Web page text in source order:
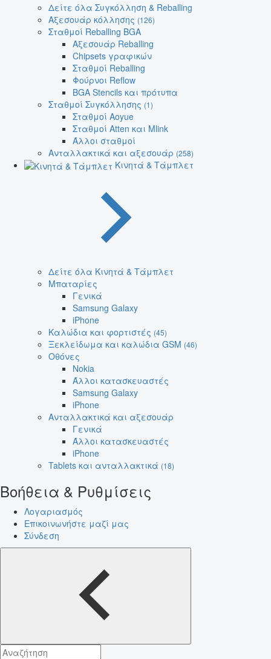
Δείτε όλα Συγκόλληση & Reballing
Αξεσουάρ κόλλησης (126)
Σταθμοί Reballing BGA
Αξεσουάρ Reballing
Chipsets γραφικών
Σταθμοί Reballing
Φούρνοι Reflow
BGA Stencils και πρότυπα
Σταθμοί Συγκόλλησης (1)
Σταθμοί Aoyue
Σταθμοί Atten και Mlink
Άλλοι σταθμοί
Ανταλλακτικά και αξεσουάρ (258)
Κινητά & Τάμπλετ
Δείτε όλα Κινητά & Τάμπλετ
Μπαταρίες
Γενικά
Samsung Galaxy
iPhone
Καλώδια και φορτιστές (45)
Ξεκλείδωμα και καλώδια GSM (46)
Οθόνες
Nokia
Άλλοι κατασκευαστές
Samsung Galaxy
iPhone
Ανταλλακτικά και αξεσουάρ
Γενικά
Άλλοι κατασκευαστές
iPhone
Tablets και ανταλλακτικά (18)
Βοήθεια & Ρυθμίσεις
Λογαριασμός
Επικοινωνήστε μαζί μας
Σύνδεση